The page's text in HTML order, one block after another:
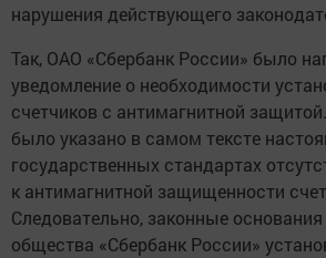
нарушения действующего
Так, ОАО «Сбербанк России» было
уведомление о необходимости
счетчиков с антимагнитной
было указано в самом тексте
государственных стандартах
к антимагнитной защищенности
Следовательно, законные
общества «Сбербанк России»